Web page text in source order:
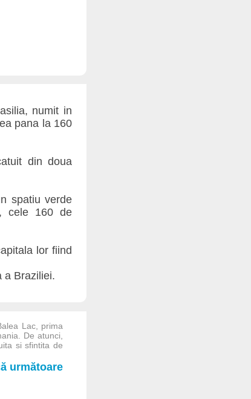
numit in
pana la 160
din doua
spatiu verde
cele 160 de
lor fiind
a Braziliei.
Lac, prima
De atunci,
si sfintita de
următoare